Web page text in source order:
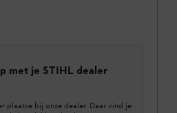
met je STIHL dealer
plaatse bij onze dealer. Daar vind je